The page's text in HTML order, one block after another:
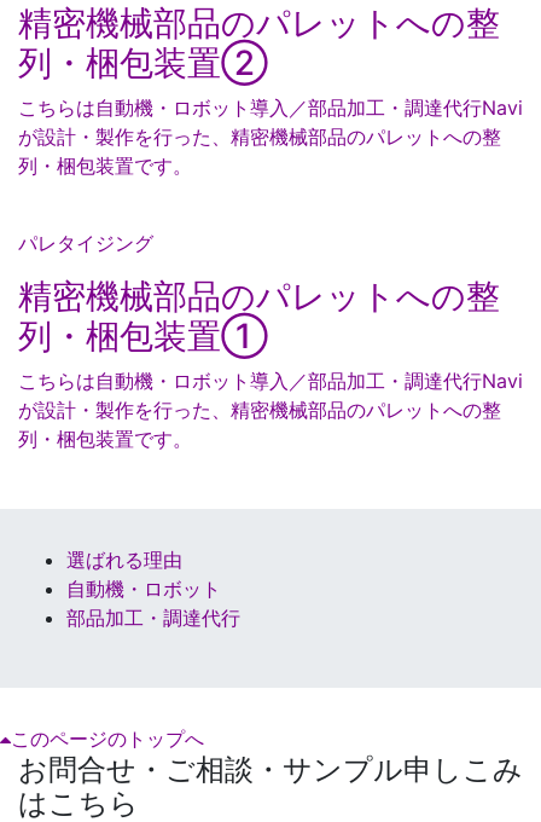
精密機械部品のパレットへの整
列・梱包装置②
こちらは自動機・ロボット導入／部品加工・調達代行Navi
が設計・製作を行った、精密機械部品のパレットへの整
列・梱包装置です。
パレタイジング
精密機械部品のパレットへの整
列・梱包装置①
こちらは自動機・ロボット導入／部品加工・調達代行Navi
が設計・製作を行った、精密機械部品のパレットへの整
列・梱包装置です。
選ばれる理由
自動機・ロボット
部品加工・調達代行
このページのトップへ
お問合せ・ご相談・サンプル申しこみ
はこちら